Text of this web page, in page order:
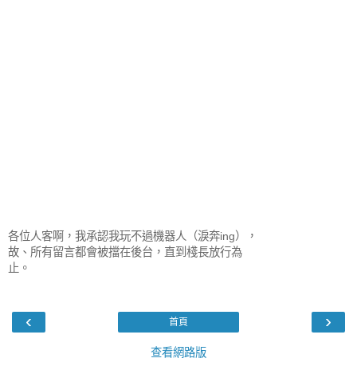
各位人客啊，我承認我玩不過機器人（淚奔ing），
故、所有留言都會被擋在後台，直到棧長放行為
止。
‹ ›
首頁
查看網路版